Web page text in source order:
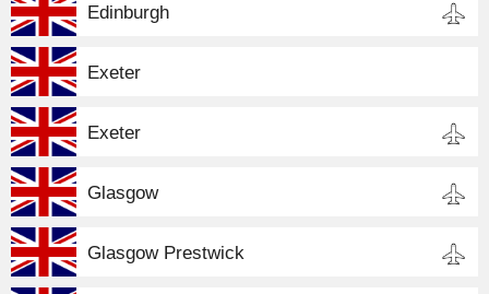
Edinburgh
Exeter
Exeter
Glasgow
Glasgow Prestwick